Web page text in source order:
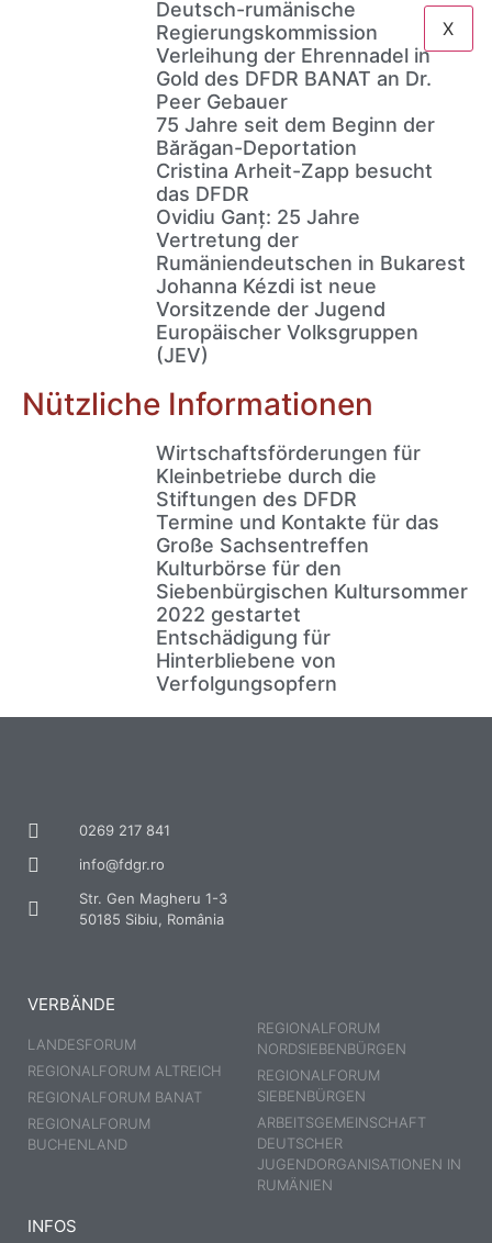
X
Deutsch-rumänische
Regierungskommission
Verleihung der Ehrennadel in
Gold des DFDR BANAT an Dr.
Peer Gebauer
75 Jahre seit dem Beginn der
Bărăgan-Deportation
Cristina Arheit-Zapp besucht
das DFDR
Ovidiu Ganț: 25 Jahre
Vertretung der
Rumäniendeutschen in Bukarest
Johanna Kézdi ist neue
Vorsitzende der Jugend
Europäischer Volksgruppen
(JEV)
Nützliche Informationen
Wirtschaftsförderungen für
Kleinbetriebe durch die
Stiftungen des DFDR
Termine und Kontakte für das
Große Sachsentreffen
Kulturbörse für den
Siebenbürgischen Kultursommer
2022 gestartet
Entschädigung für
Hinterbliebene von
Verfolgungsopfern
0269 217 841
info@fdgr.ro
Str. Gen Magheru 1-3
50185 Sibiu, România
VERBÄNDE
LANDESFORUM
REGIONALFORUM ALTREICH
REGIONALFORUM BANAT
REGIONALFORUM
BUCHENLAND
REGIONALFORUM
NORDSIEBENBÜRGEN
REGIONALFORUM
SIEBENBÜRGEN
ARBEITSGEMEINSCHAFT
DEUTSCHER
JUGENDORGANISATIONEN IN
RUMÄNIEN
INFOS